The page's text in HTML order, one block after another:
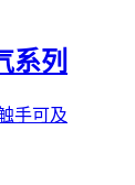
系列
手可及